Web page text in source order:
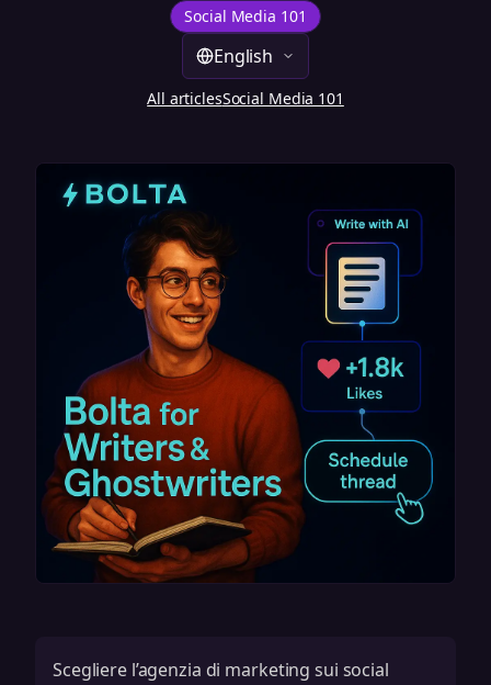
Social Media 101
English
All articlesSocial Media 101
Scegliere l’agenzia di marketing sui social